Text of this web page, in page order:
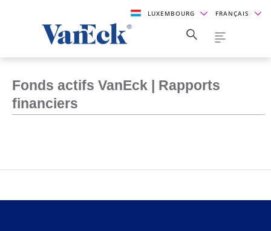
LUXEMBOURG FRANÇAIS
Fonds actifs VanEck | Rapports
financiers